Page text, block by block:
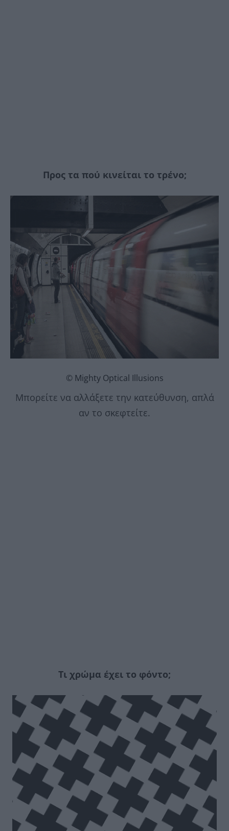
Προς τα πού κινείται το τρένο;
© Mighty Optical Illusions
Μπορείτε να αλλάξετε την κατεύθυνση, απλά
αν το σκεφτείτε.
Τι χρώμα έχει το φόντο;